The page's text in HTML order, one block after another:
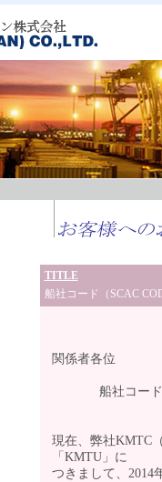
TITLE
船社コード（SCAC
関係者各位
船社コード（
現在、弊社KMTC
「KMTU」に
つきまして、2014